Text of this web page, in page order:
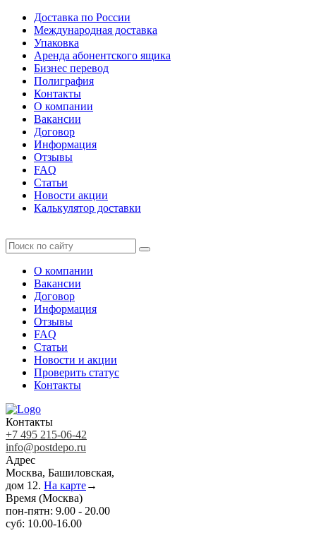
Доставка по России
Международная доставка
Упаковка
Аренда абонентского ящика
Бизнес перевод
Полиграфия
Контакты
О компании
Вакансии
Договор
Информация
Отзывы
FAQ
Статьи
Новости акции
Калькулятор доставки
О компании
Вакансии
Договор
Информация
Отзывы
FAQ
Статьи
Новости и акции
Проверить статус
Контакты
Контакты
+7 495 215-06-42
info@postdepo.ru
Адрес
Москва, Башиловская,
дом 12. На карте→
Время (Москва)
пон-пятн: 9.00 - 20.00
суб: 10.00-16.00